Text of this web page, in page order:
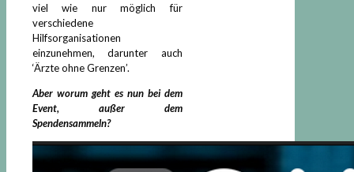
viel wie nur möglich für
verschiedene
Hilfsorganisationen
einzunehmen, darunter auch
‘Ärzte ohne Grenzen’.
Aber worum geht es nun bei dem
Event, außer dem
Spendensammeln?